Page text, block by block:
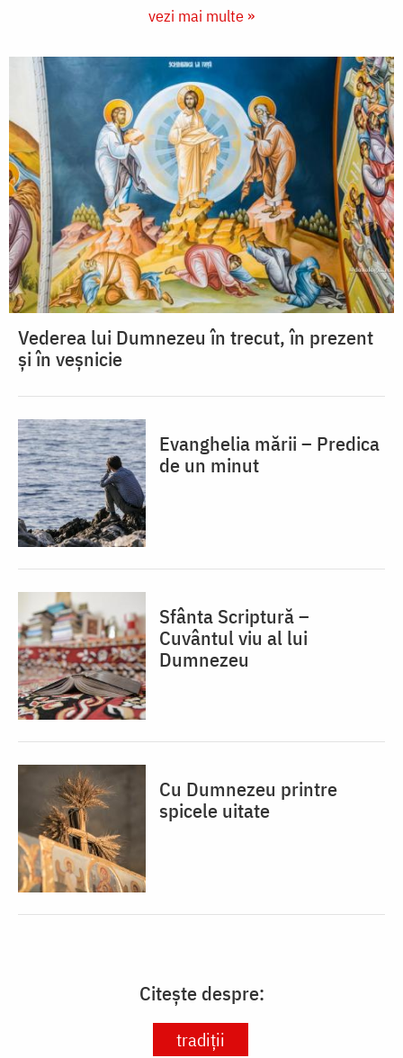
vezi mai multe »
Vederea lui Dumnezeu în trecut, în prezent
și în veșnicie
Evanghelia mării – Predica
de un minut
Sfânta Scriptură –
Cuvântul viu al lui
Dumnezeu
Cu Dumnezeu printre
spicele uitate
Citește despre:
tradiții